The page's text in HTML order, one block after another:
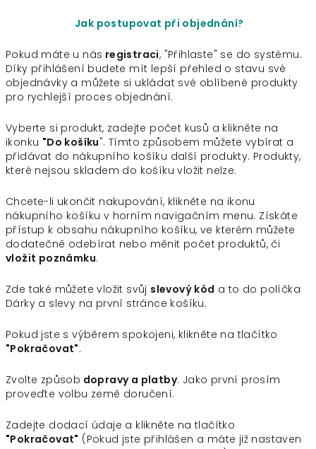
Jak postupovat při objednání?
Pokud máte u nás registraci, "Přihlaste" se do systému.
Díky přihlášení budete mít lepší přehled o stavu své
objednávky a můžete si ukládat své oblíbené produkty
pro rychlejší proces objednání.
Vyberte si produkt, zadejte počet kusů a klikněte na
ikonku "Do košíku". Tímto způsobem můžete vybírat a
přidávat do nákupního košíku další produkty. Produkty,
které nejsou skladem do košíku vložit nelze.
Chcete-li ukončit nakupování, klikněte na ikonu
nákupního košíku v horním navigačním menu. Získáte
přístup k obsahu nákupního košíku, ve kterém můžete
dodatečně odebírat nebo měnit počet produktů, či
vložit poznámku.
Zde také můžete vložit svůj slevový kód a to do políčka
Dárky a slevy na první stránce košíku.
Pokud jste s výběrem spokojeni, klikněte na tlačítko
"Pokračovat".
Zvolte způsob dopravy a platby. Jako první prosím
proveďte volbu země doručení.
Zadejte dodací údaje a klikněte na tlačítko
"Pokračovat" (Pokud jste přihlášen a máte již nastaven